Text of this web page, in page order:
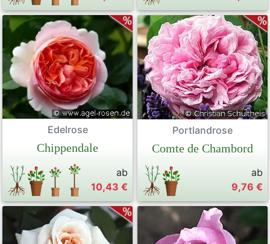
Edelrose
Chippendale
ab
10,43 €
Portlandrose
Comte de Chambord
ab
9,76 €